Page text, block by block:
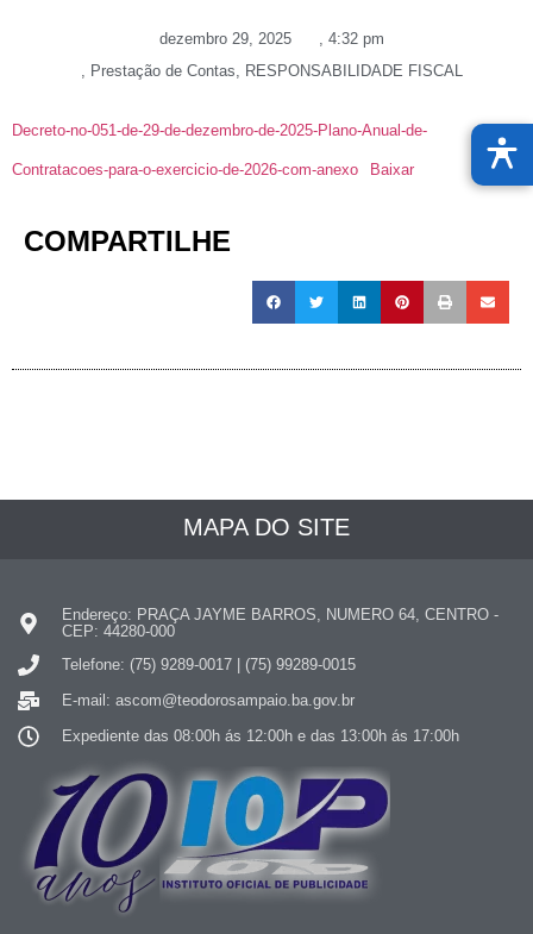
dezembro 29, 2025 , 4:32 pm
, Prestação de Contas, RESPONSABILIDADE FISCAL
Decreto-no-051-de-29-de-dezembro-de-2025-Plano-Anual-de-
Contratacoes-para-o-exercicio-de-2026-com-anexo Baixar
COMPARTILHE
MAPA DO SITE
Endereço: PRAÇA JAYME BARROS, NUMERO 64, CENTRO -
CEP: 44280-000
Telefone: (75) 9289-0017 | (75) 99289-0015
E-mail: ascom@teodorosampaio.ba.gov.br
Expediente das 08:00h ás 12:00h e das 13:00h ás 17:00h